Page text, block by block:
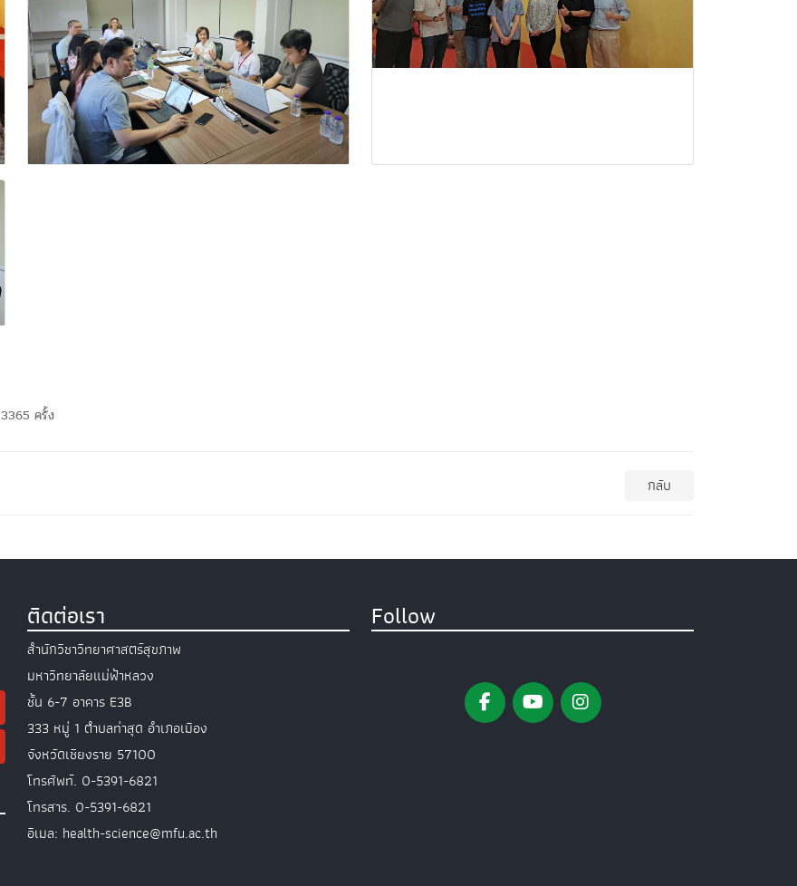
3365 ครั้ง
กลับ
ติดต่อเรา
สำนักวิชาวิทยาศาสตร์สุขภาพ
มหาวิทยาลัยแม่ฟ้าหลวง
ชั้น 6-7 อาคาร E3B
333 หมู่ 1 ตำบลท่าสุด อำเภอเมือง
จังหวัดเชียงราย 57100
โทรศัพท์. 0-5391-6821
โทรสาร. 0-5391-6821
อีเมล: health-science@mfu.ac.th
Follow